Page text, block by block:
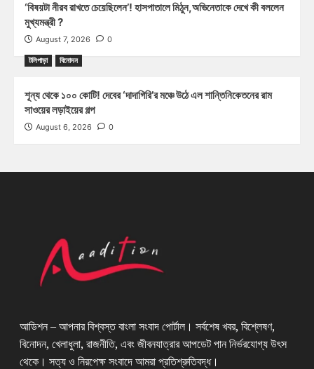
‘বিষয়টা নীরব রাখতে চেয়েছিলেন’! হাসপাতালে মিঠুন,অভিনেতাকে দেখে কী বললেন
মুখ্যমন্ত্রী ?
August 7, 2026 0
টলিপাড়া বিনোদন
শূন্য থেকে ১০০ কোটি! দেবের ‘দাদাগিরি’র মঞ্চে উঠে এল শান্তিনিকেতনের রাম
সাওয়ের লড়াইয়ের গল্প
August 6, 2026 0
আডিশন – আপনার বিশ্বস্ত বাংলা সংবাদ পোর্টাল। সর্বশেষ খবর, বিশ্লেষণ,
বিনোদন, খেলাধুলা, রাজনীতি, এবং জীবনযাত্রার আপডেট পান নির্ভরযোগ্য উৎস
থেকে। সত্য ও নিরপেক্ষ সংবাদে আমরা প্রতিশ্রুতিবদ্ধ।